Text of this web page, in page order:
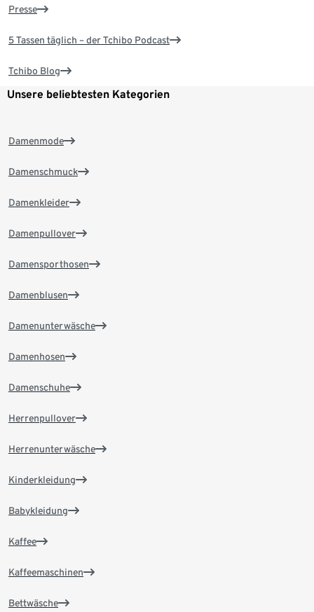
Presse
5 Tassen täglich – der Tchibo Podcast
Tchibo Blog
Unsere beliebtesten Kategorien
Damenmode
Damenschmuck
Damenkleider
Damenpullover
Damensporthosen
Damenblusen
Damenunterwäsche
Damenhosen
Damenschuhe
Herrenpullover
Herrenunterwäsche
Kinderkleidung
Babykleidung
Kaffee
Kaffeemaschinen
Bettwäsche